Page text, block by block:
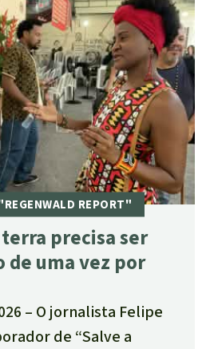
precisa ser
de uma vez por
O jornalista Felipe
de “Salve a